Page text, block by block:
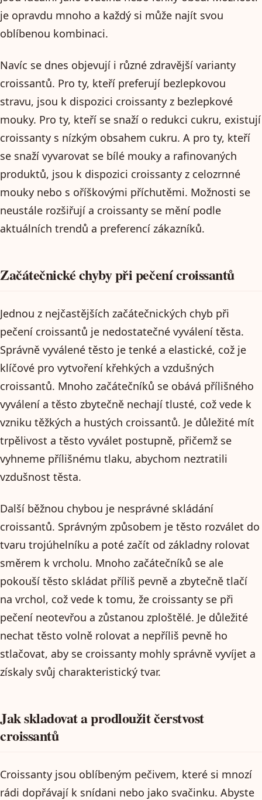
je opravdu mnoho a každý si může najít svou
oblíbenou kombinaci.
Navíc se dnes objevují i různé zdravější varianty
croissantů. Pro ty, kteří preferují bezlepkovou
stravu, jsou k dispozici croissanty z bezlepkové
mouky. Pro ty, kteří se snaží o redukci cukru, existují
croissanty s nízkým obsahem cukru. A pro ty, kteří
se snaží vyvarovat se bílé mouky a rafinovaných
produktů, jsou k dispozici croissanty z celozrnné
mouky nebo s oříškovými příchutěmi. Možnosti se
neustále rozšiřují a croissanty se mění podle
aktuálních trendů a preferencí zákazníků.
Začátečnické chyby při pečení croissantů
Jednou z nejčastějších začátečnických chyb při
pečení croissantů je nedostatečné vyválení těsta.
Správně vyválené těsto je tenké a elastické, což je
klíčové pro vytvoření křehkých a vzdušných
croissantů. Mnoho začátečníků se obává přílišného
vyválení a těsto zbytečně nechají tlusté, což vede k
vzniku těžkých a hustých croissantů. Je důležité mít
trpělivost a těsto vyválet postupně, přičemž se
vyhneme přílišnému tlaku, abychom neztratili
vzdušnost těsta.
Další běžnou chybou je nesprávné skládání
croissantů. Správným způsobem je těsto rozválet do
tvaru trojúhelníku a poté začít od základny rolovat
směrem k vrcholu. Mnoho začátečníků se ale
pokouší těsto skládat příliš pevně a zbytečně tlačí
na vrchol, což vede k tomu, že croissanty se při
pečení neotevřou a zůstanou zploštělé. Je důležité
nechat těsto volně rolovat a nepříliš pevně ho
stlačovat, aby se croissanty mohly správně vyvíjet a
získaly svůj charakteristický tvar.
Jak skladovat a prodloužit čerstvost
croissantů
Croissanty jsou oblíbeným pečivem, které si mnozí
rádi dopřávají k snídani nebo jako svačinku. Abyste